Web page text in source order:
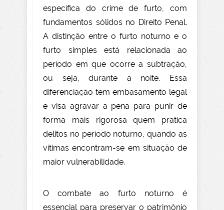
específica do crime de furto, com
fundamentos sólidos no Direito Penal.
A distinção entre o furto noturno e o
furto simples está relacionada ao
período em que ocorre a subtração,
ou seja, durante a noite. Essa
diferenciação tem embasamento legal
e visa agravar a pena para punir de
forma mais rigorosa quem pratica
delitos no período noturno, quando as
vítimas encontram-se em situação de
maior vulnerabilidade.
O combate ao furto noturno é
essencial para preservar o patrimônio